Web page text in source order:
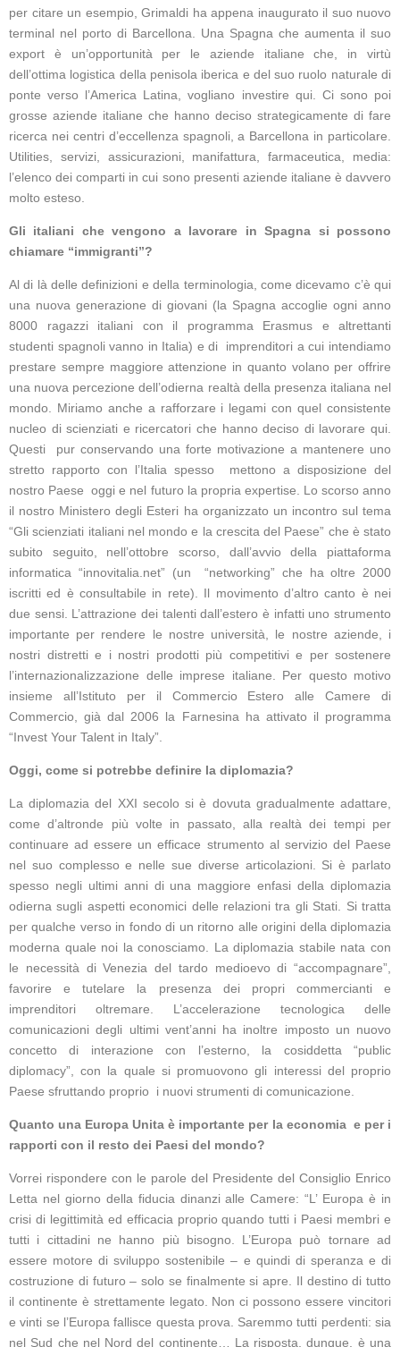
per citare un esempio, Grimaldi ha appena inaugurato il suo nuovo
terminal nel porto di Barcellona. Una Spagna che aumenta il suo
export è un’opportunità per le aziende italiane che, in virtù
dell’ottima logistica della penisola iberica e del suo ruolo naturale di
ponte verso l’America Latina, vogliano investire qui. Ci sono poi
grosse aziende italiane che hanno deciso strategicamente di fare
ricerca nei centri d’eccellenza spagnoli, a Barcellona in particolare.
Utilities, servizi, assicurazioni, manifattura, farmaceutica, media:
l’elenco dei comparti in cui sono presenti aziende italiane è davvero
molto esteso.
Gli italiani che vengono a lavorare in Spagna si possono
chiamare “immigranti”?
Al di là delle definizioni e della terminologia, come dicevamo c’è qui
una nuova generazione di giovani (la Spagna accoglie ogni anno
8000 ragazzi italiani con il programma Erasmus e altrettanti
studenti spagnoli vanno in Italia) e di imprenditori a cui intendiamo
prestare sempre maggiore attenzione in quanto volano per offrire
una nuova percezione dell’odierna realtà della presenza italiana nel
mondo. Miriamo anche a rafforzare i legami con quel consistente
nucleo di scienziati e ricercatori che hanno deciso di lavorare qui.
Questi pur conservando una forte motivazione a mantenere uno
stretto rapporto con l’Italia spesso mettono a disposizione del
nostro Paese oggi e nel futuro la propria expertise. Lo scorso anno
il nostro Ministero degli Esteri ha organizzato un incontro sul tema
“Gli scienziati italiani nel mondo e la crescita del Paese” che è stato
subito seguito, nell’ottobre scorso, dall’avvio della piattaforma
informatica “innovitalia.net” (un “networking” che ha oltre 2000
iscritti ed è consultabile in rete). Il movimento d’altro canto è nei
due sensi. L’attrazione dei talenti dall’estero è infatti uno strumento
importante per rendere le nostre università, le nostre aziende, i
nostri distretti e i nostri prodotti più competitivi e per sostenere
l’internazionalizzazione delle imprese italiane. Per questo motivo
insieme all’Istituto per il Commercio Estero alle Camere di
Commercio, già dal 2006 la Farnesina ha attivato il programma
“Invest Your Talent in Italy”.
Oggi, come si potrebbe definire la diplomazia?
La diplomazia del XXI secolo si è dovuta gradualmente adattare,
come d’altronde più volte in passato, alla realtà dei tempi per
continuare ad essere un efficace strumento al servizio del Paese
nel suo complesso e nelle sue diverse articolazioni. Si è parlato
spesso negli ultimi anni di una maggiore enfasi della diplomazia
odierna sugli aspetti economici delle relazioni tra gli Stati. Si tratta
per qualche verso in fondo di un ritorno alle origini della diplomazia
moderna quale noi la conosciamo. La diplomazia stabile nata con
le necessità di Venezia del tardo medioevo di “accompagnare”,
favorire e tutelare la presenza dei propri commercianti e
imprenditori oltremare. L’accelerazione tecnologica delle
comunicazioni degli ultimi vent’anni ha inoltre imposto un nuovo
concetto di interazione con l’esterno, la cosiddetta “public
diplomacy”, con la quale si promuovono gli interessi del proprio
Paese sfruttando proprio i nuovi strumenti di comunicazione.
Quanto una Europa Unita è importante per la economia e per i
rapporti con il resto dei Paesi del mondo?
Vorrei rispondere con le parole del Presidente del Consiglio Enrico
Letta nel giorno della fiducia dinanzi alle Camere: “L’ Europa è in
crisi di legittimità ed efficacia proprio quando tutti i Paesi membri e
tutti i cittadini ne hanno più bisogno. L’Europa può tornare ad
essere motore di sviluppo sostenibile – e quindi di speranza e di
costruzione di futuro – solo se finalmente si apre. Il destino di tutto
il continente è strettamente legato. Non ci possono essere vincitori
e vinti se l’Europa fallisce questa prova. Saremmo tutti perdenti: sia
nel Sud che nel Nord del continente… La risposta, dunque, è una